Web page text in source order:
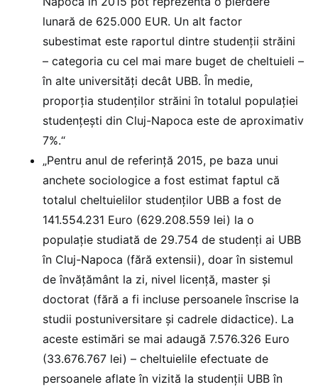
lunară de 625.000 EUR. Un alt factor
subestimat este raportul dintre studenții străini
– categoria cu cel mai mare buget de cheltuieli –
în alte universități decât UBB. În medie,
proporția studenților străini în totalul populației
studențești din Cluj-Napoca este de aproximativ
7%.“
„Pentru anul de referință 2015, pe baza unui
anchete sociologice a fost estimat faptul că
totalul cheltuielilor studenților UBB a fost de
141.554.231 Euro (629.208.559 lei) la o
populație studiată de 29.754 de studenți ai UBB
în Cluj-Napoca (fără extensii), doar în sistemul
de învățământ la zi, nivel licență, master și
doctorat (fără a fi incluse persoanele înscrise la
studii postuniversitare și cadrele didactice). La
aceste estimări se mai adaugă 7.576.326 Euro
(33.676.767 lei) – cheltuielile efectuate de
persoanele aflate în vizită la studenții UBB în